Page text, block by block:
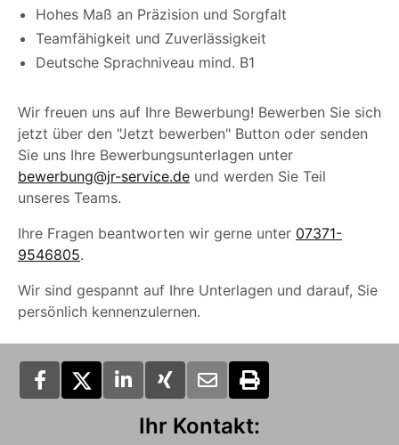
Hohes Maß an Präzision und Sorgfalt
Teamfähigkeit und Zuverlässigkeit
Deutsche Sprachniveau mind. B1
Wir freuen uns auf Ihre Bewerbung! Bewerben Sie sich
jetzt über den "Jetzt bewerben" Button oder senden
Sie uns Ihre Bewerbungsunterlagen unter
bewerbung@jr-service.de und werden Sie Teil
unseres Teams.
Ihre Fragen beantworten wir gerne unter 07371-
9546805.
Wir sind gespannt auf Ihre Unterlagen und darauf, Sie
persönlich kennenzulernen.
Ihr Kontakt: